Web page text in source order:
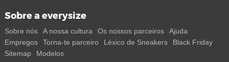
Sobre a everysize
Sobre nós A nossa cultura Os nossos parceiros
Ajuda
Empregos
Torna-te parceiro Léxico de Sneakers
Black Friday
Sitemap
Modelos